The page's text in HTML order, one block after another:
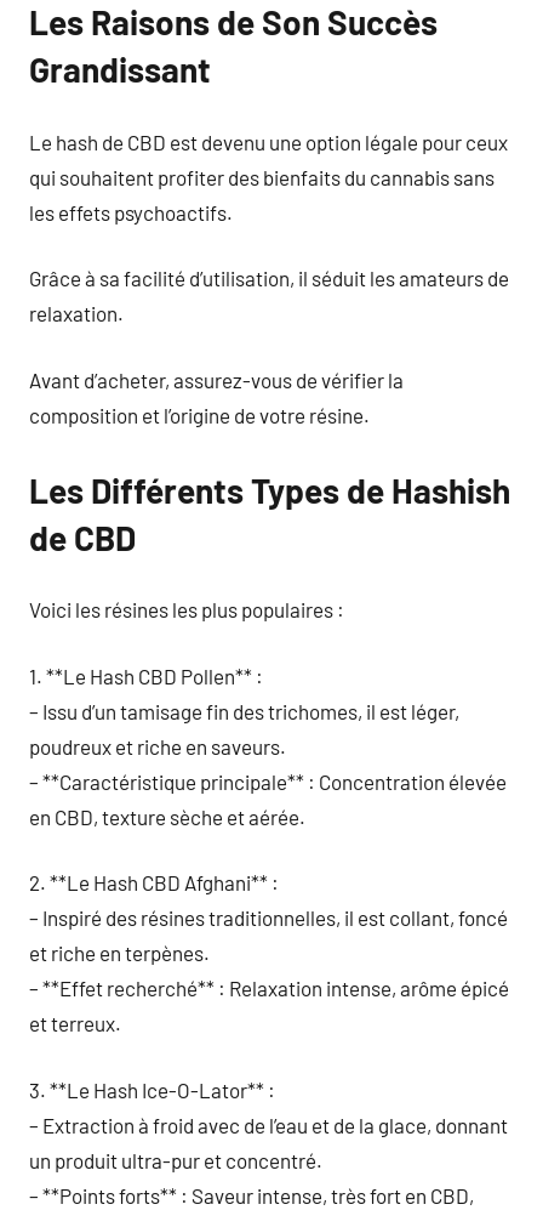
Les Raisons de Son Succès
Grandissant
Le hash de CBD est devenu une option légale pour ceux
qui souhaitent profiter des bienfaits du cannabis sans
les effets psychoactifs.
Grâce à sa facilité d’utilisation, il séduit les amateurs de
relaxation.
Avant d’acheter, assurez-vous de vérifier la
composition et l’origine de votre résine.
Les Différents Types de Hashish
de CBD
Voici les résines les plus populaires :
1. **Le Hash CBD Pollen** :
– Issu d’un tamisage fin des trichomes, il est léger,
poudreux et riche en saveurs.
– **Caractéristique principale** : Concentration élevée
en CBD, texture sèche et aérée.
2. **Le Hash CBD Afghani** :
– Inspiré des résines traditionnelles, il est collant, foncé
et riche en terpènes.
– **Effet recherché** : Relaxation intense, arôme épicé
et terreux.
3. **Le Hash Ice-O-Lator** :
– Extraction à froid avec de l’eau et de la glace, donnant
un produit ultra-pur et concentré.
– **Points forts** : Saveur intense, très fort en CBD,